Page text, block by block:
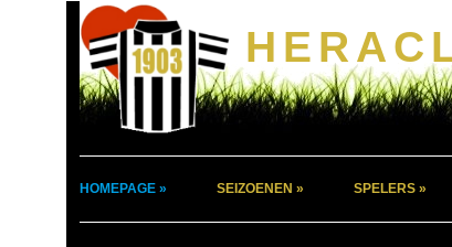
HOMEPAGE » SEIZOENEN » SPELERS »